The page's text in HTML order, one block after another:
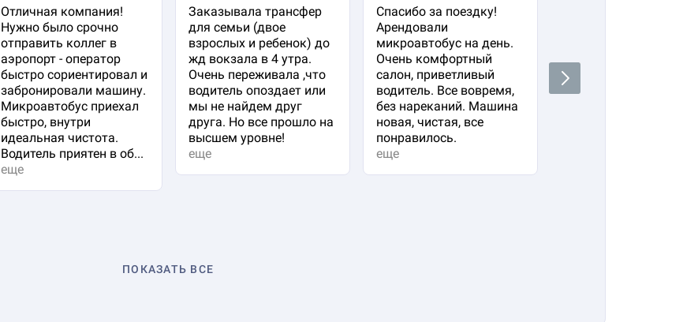
Отличная компания!
Нужно было срочно
отправить коллег в
аэропорт - оператор
быстро сориентировал и
забронировали машину.
Микроавтобус приехал
быстро, внутри
идеальная чистота.
Водитель приятен в об...
еще
Заказывала трансфер
для семьи (двое
взрослых и ребенок) до
жд вокзала в 4 утра.
Очень переживала ,что
водитель опоздает или
мы не найдем друг
друга. Но все прошло на
высшем уровне!
еще
Спасибо за поездку!
Арендовали
микроавтобус на день.
Очень комфортный
салон, приветливый
водитель. Все вовремя,
без нареканий. Машина
новая, чистая, все
понравилось.
еще
очень довольна!
Водитель водит очень
плавно и аккуратно,
Next
ПОКАЗАТЬ ВСЕ